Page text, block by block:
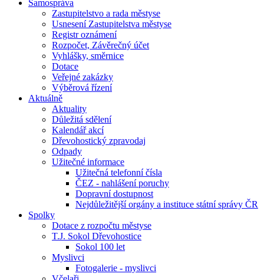
Samospráva
Zastupitelstvo a rada městyse
Usnesení Zastupitelstva městyse
Registr oznámení
Rozpočet, Závěrečný účet
Vyhlášky, směrnice
Dotace
Veřejné zakázky
Výběrová řízení
Aktuálně
Aktuality
Důležitá sdělení
Kalendář akcí
Dřevohostický zpravodaj
Odpady
Užitečné informace
Užitečná telefonní čísla
ČEZ - nahlášení poruchy
Dopravní dostupnost
Nejdůležitější orgány a instituce státní správy ČR
Spolky
Dotace z rozpočtu městyse
T.J. Sokol Dřevohostice
Sokol 100 let
Myslivci
Fotogalerie - myslivci